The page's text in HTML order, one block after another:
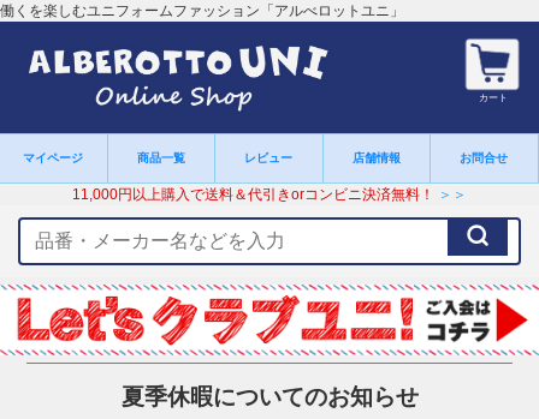
働くを楽しむユニフォームファッション「アルべロットユニ」
カート
マイページ 商品一覧 レビュー 店舗情報 お問合せ
11,000円以上購入で送料＆代引きorコンビニ決済無料！ ＞＞
ー
ワ
ー
ド
夏季休暇についてのお知らせ